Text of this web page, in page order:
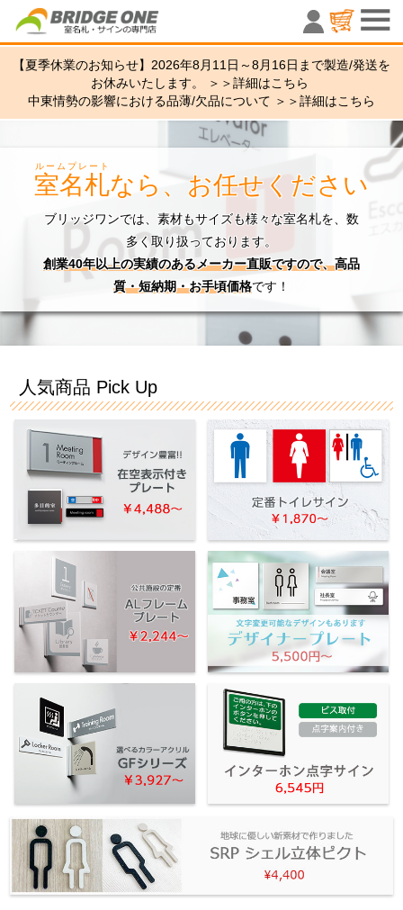
室名札・
【夏季休業のお知らせ】2026年8月11日～8月16日まで製造/発送を
お休みいたします。 ＞＞詳細はこちら
中東情勢の影響における品薄/欠品について ＞＞詳細はこちら
室名札
ルームプレート
なら、お任せください
ブリッジワンでは、素材もサイズも様々な室名札を、数
多く取り扱っております。
創業40年以上の実績のあるメーカー直販ですので、高品
質・短納期・お手頃価格です！
人気商品 Pick Up